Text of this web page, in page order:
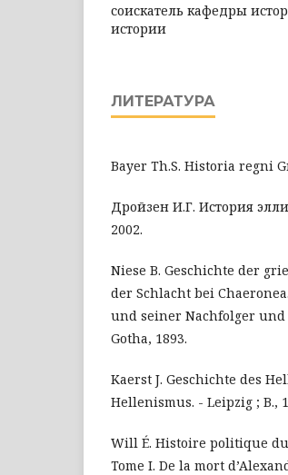
соискатель кафедры
истории
ЛИТЕРАТУРА
Bayer Th.S. Historia regni
Дройзен И.Г. История
2002.
Niese B. Geschichte der
der Schlacht bei
und seiner Nachfolger und
Gotha, 1893.
Kaerst J. Geschichte des
Hellenismus. - Leipzig ; B.,
Will É. Histoire politique du
Tome I. De la mort